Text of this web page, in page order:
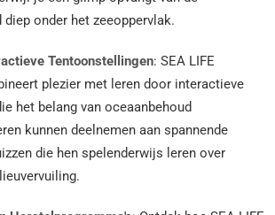
onder het zeeoppervlak.
Tentoonstellingen: SEA LIFE
plezier met leren door interactieve
het belang van oceaanbehoud
kunnen deelnemen aan spannende
die hen spelenderwijs leren over